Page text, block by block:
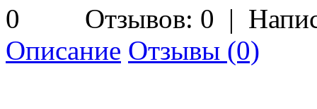
Отзывов: 0 |
Описание Отзывы (0)